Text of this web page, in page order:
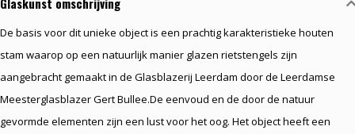
De basis voor dit unieke object is een prachtig karakteristieke houten
stam waarop op een natuurlijk manier glazen rietstengels zijn
aangebracht gemaakt in de Glasblazerij Leerdam door de Leerdamse
Meesterglasblazer Gert Bullee.De eenvoud en de door de natuur
gevormde elementen zijn een lust voor het oog. Het object heeft een